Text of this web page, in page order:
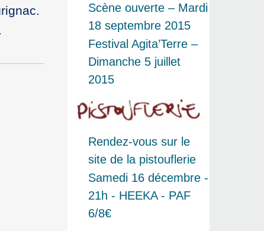
Scène ouverte – Mardi
18 septembre 2015
Festival Agita’Terre –
Dimanche 5 juillet
2015
Rendez-vous sur le
site de la pistouflerie
Samedi 16 décembre -
21h - HEEKA - PAF
6/8€